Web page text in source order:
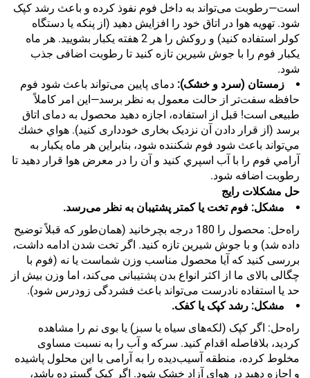
است—رطوبت می‌تواند به داخل فوم نفوذ کرده و باعث رشد کپک
شود. تهویه هوا در اتاق خود را افزایش دهید (از پنکه یا دستگاه
کولر استفاده کنید) و روکش را هر 2 هفته یکبار بشویید. هر ماه
یکبار فوم را با جوش شیرین تازه کنید تا رطوبت اضافی جذب
شود.
زمستان (سرد و خشک): دمای پایین می‌تواند باعث شود فوم
حافظه سفت‌تر از حالت معمول به نظر برسد—این امر کاملاً
طبیعی است! قبل از استفاده، اجازه دهید محصول به دمای اتاق
برسد (از قرار دادن آن نزدیک بخاری خودداری کنید). هواي خشك
مي‌تواند باعث شود فوم شكننده شود، بنابراين هر ماه يكبار به
آرامي فوم را با آب اسپري كنيد و آن را در معرض هوا قرار دهيد تا
رطوبت اضافه شود.
حل مشکلات رایج
مشکل: فوم تخت یا کمتر پشتیبان به نظر می‌رسد.
راه‌حل: محصول را 180 درجه بچرخانید (همان‌طور که قبلاً توضیح
داده شد) و با جوش شیرین تازه کنید. اگر تخت شدن ادامه داشت،
بررسی کنید که آیا محصول مناسب وزن شماست یا نه (فوم با
چگالی بالای ما از اکثر انواع بدن پشتیبانی می‌کند، اما وزن بیش از
حد یا استفاده نادرست می‌تواند باعث فشردگی زودرس شود).
مشکل: رشد کپک یا کفک.
راه‌حل: اگر کپک (لکه‌های سیاه یا سبز) یا بوی نم را مشاهده
کردید، بلافاصله اقدام کنید. سرکه و آب را به نسبت مساوی
مخلوط کرده، منطقه آسیب‌دیده را به آرامی با این محلول پاشیده
و اجازه دهید در هوای آزاد خشک شود. اگر کپک گسترده باشد،